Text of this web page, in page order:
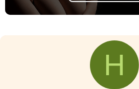
H